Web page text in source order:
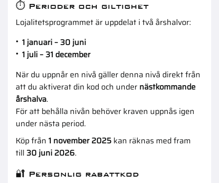
⏱️ Perioder och giltighet
Lojalitetsprogrammet är uppdelat i två årshalvor:
1 januari – 30 juni
1 juli – 31 december
När du uppnår en nivå gäller denna nivå direkt från
att du aktiverat din kod och under nästkommande
årshalva.
För att behålla nivån behöver kraven uppnås igen
under nästa period.
Köp från 1 november 2025 kan räknas med fram
till 30 juni 2026.
🔐 Personlig rabattkod